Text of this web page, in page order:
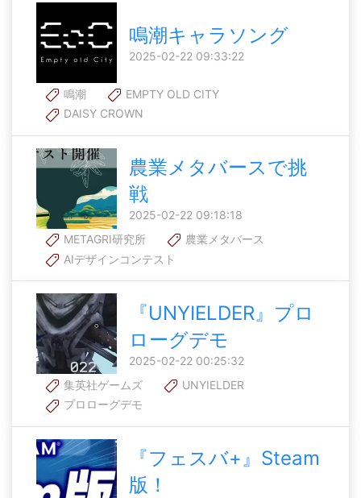
鳴潮キャラソング
2025-02-22 09:33:22
鳴潮
EMPTY OLD CITY
DAISY CROWN
農業メタバースで挑
戦
2025-02-22 09:18:18
METAGRI研究所
農業メタバース
AIデザインコンテスト
『UNYIELDER』プロ
ローグデモ
2025-02-22 00:25:32
集英社ゲームズ
UNYIELDER
プロローグデモ
『フェスバ+』Steam
版！